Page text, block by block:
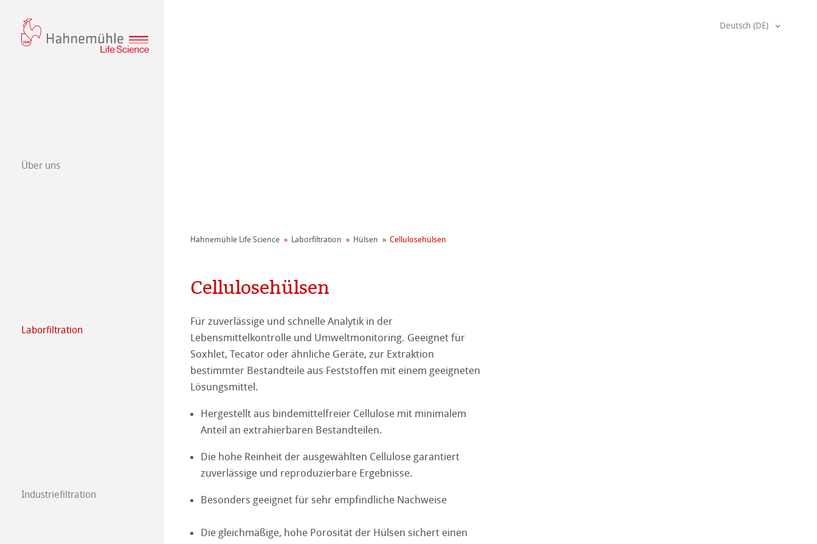
Über uns
Laborfiltration
Filterpapier
Spezialpapiere
Qualitative Filterpapiere
Filterpapiere für allgemeine Laborarbeiten
Anwendungsbezogene Filterpapiere
Glas & Quarzfilter
Glasfaserfilter – mit Binder
Quarzfaserfilter
Glasfaserhülsen
Cellulosehülsen
Membranfilter
Celluloseacatat
Cellulosenitrat
Cellulosemischester
Spritzenvorsatzfilter
Celluloseacetat
Industriefiltration
Empfehlungen zu Filterpapieren
Papiere für diagnostische Nachweise
Deutsch (DE)
Hahnemühle Life Science Laborfiltration Hülsen Cellulosehülsen
Cellulosehülsen
Für zuverlässige und schnelle Analytik in der
Lebensmittelkontrolle und Umweltmonitoring. Geeignet für
Soxhlet, Tecator oder ähnliche Geräte, zur Extraktion
bestimmter Bestandteile aus Feststoffen mit einem geeigneten
Lösungsmittel.
Hergestellt aus bindemittelfreier Cellulose mit minimalem
Anteil an extrahierbaren Bestandteilen.
Die hohe Reinheit der ausgewählten Cellulose garantiert
zuverlässige und reproduzierbare Ergebnisse.
Besonders geeignet für sehr empfindliche Nachweise
Die gleichmäßige, hohe Porosität der Hülsen sichert einen